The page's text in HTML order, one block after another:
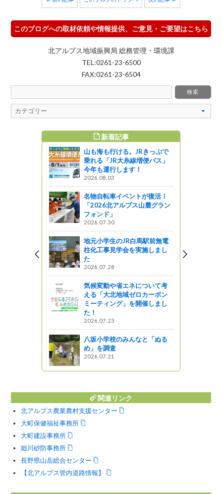
このブログへの取材依頼や情報提供、ご意見・ご要望はこちら
北アルプス地域振興局 総務管理・環境課
TEL:0261-23-6500
FAX:0261-23-6504
新着記事
山も海も行ける。JRきっぷで
乗れる「JR大糸線増便バス」
今年も運行します！
2026.08.03
名物自転車イベントが復活！
「2026北アルプス山麓グラン
フォンド」
2026.07.30
地元小学生のJR白馬駅前無電
柱化工事見学会を実施しまし
た
2026.07.28
気候変動や省エネについて考
える「大北地域ゼロカーボン
ミーティング」を開催しまし
た！
2026.07.23
八坂小学校のみんなと「ぬる
め」を調査
2026.07.21
関連リンク
北アルプス農業農村支援センター
大町保健福祉事務所
大町建設事務所
姫川砂防事務所
長野県山岳総合センター
【北アルプス管内道路情報】